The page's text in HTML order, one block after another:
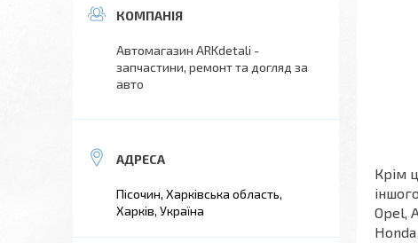
Крім
Opel,
Автомагазин ARKdetali -
запчастини, ремонт та догляд за
авто
Пісочин, Харківська область,
Харків, Україна